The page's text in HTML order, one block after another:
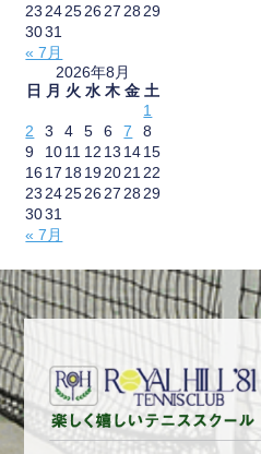
« 7月
23 242526 27 28 29
3031
2026年8月
日
月 火 水 木 金 土
« 7月
1
2
3 4 5 6 7
8
9
1011 12 13 1415
16 17 18 192021 22
23 242526 27 28 29
3031